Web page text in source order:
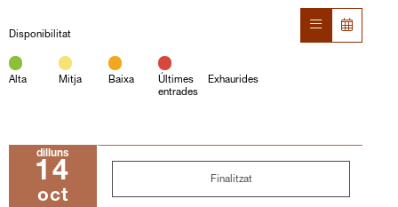
Disponibilitat
Alta Mitja Baixa
Últimes
entrades
Exhaurides
dilluns
14
oct
Finalitzat